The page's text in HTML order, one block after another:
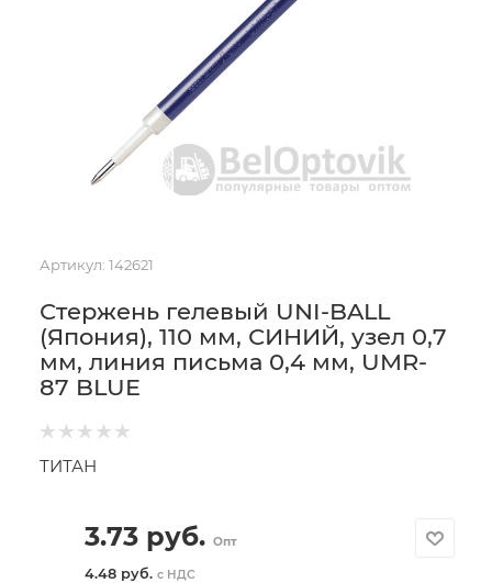
Артикул: 142621
Стержень гелевый UNI-BALL
(Япония), 110 мм, СИНИЙ, узел 0,7
мм, линия письма 0,4 мм, UMR-
87 BLUE
ТИТАН
3.73руб. Опт
4.48 руб. с НДС